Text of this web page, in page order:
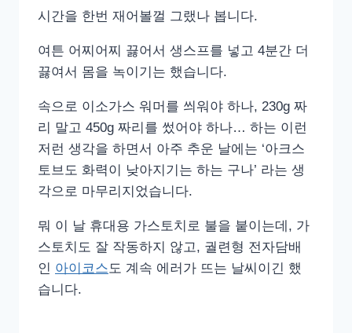
시간을 한번 재어볼껄 그랬나 봅니다.
여튼 어찌어찌 끓어서 생스프를 넣고 4분간 더
끓여서 몸을 녹이기는 했습니다.
속으로 이소가스 워머를 씌워야 하나, 230g 짜
리 말고 450g 짜리를 썼어야 하나… 하는 이런
저런 생각을 하면서 아주 추운 날에는 ‘아크스
토브도 화력이 낮아지기는 하는 구나’ 라는 생
각으로 마무리지었습니다.
뭐 이 날 휴대용 가스토치로 불을 붙이는데, 가
스토치도 잘 작동하지 않고, 궐련형 전자담배
인 아이코스도 계속 에러가 뜨는 날씨이긴 했
습니다.